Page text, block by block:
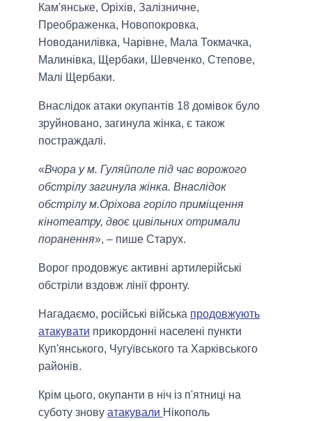
Кам'янське, Оріхів, Залізничне,
Преображенка, Новопокровка,
Новоданилівка, Чарівне, Мала Токмачка,
Малинівка, Щербаки, Шевченко, Степове,
Малі Щербаки.
Внаслідок атаки окупантів 18 домівок було
зруйновано, загинула жінка, є також
постраждалі.
«Вчора у м. Гуляйполе під час ворожого
обстрілу загинула жінка. Внаслідок
обстрілу м.Оріхова горіло приміщення
кінотеатру, двоє цивільних отримали
поранення», – пише Старух.
Ворог продовжує активні артилерійські
обстріли вздовж лінії фронту.
Нагадаємо, російські війська продовжують
атакувати прикордонні населені пункти
Куп'янського, Чугуївського та Харківського
районів.
Крім цього, окупанти в ніч із п'ятниці на
суботу знову атакували Нікополь